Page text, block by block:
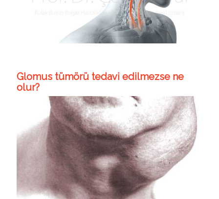
Glomus tümörü tedavi edilmezse ne
olur?